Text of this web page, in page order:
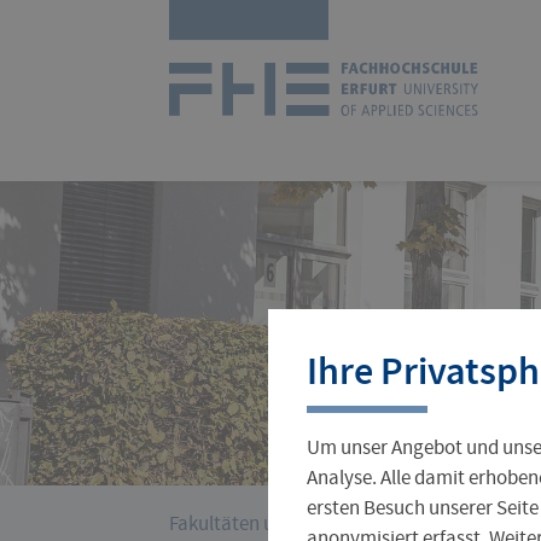
Studienangebot
Studienorganisation
Forschungsprofil
Wissenschaftlicher Nachwuchs
International Office
Incoming
Stellenangebote
Jobs für Studierende
Gründungsservice
Hochschulleitung
Verwaltung
Sie
Fakultäten und Fachrichtungen ›
Ihre
Um unser Angebot und
Analyse. Alle damit
ersten Besuch unserer